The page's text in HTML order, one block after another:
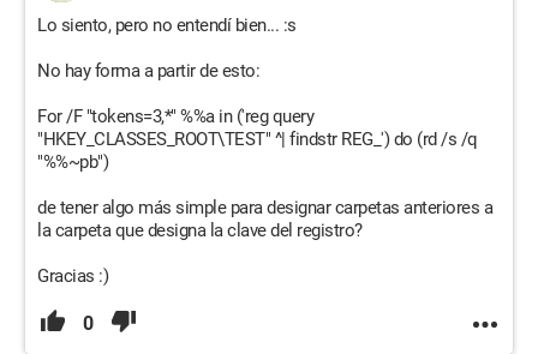
Lo siento, pero no entendí bien... :s
No hay forma a partir de esto:
For /F "tokens=3,*" %%a in ('reg query
"HKEY_CLASSES_ROOT\TEST" ^| findstr REG_') do (rd /s /q
"%%~pb")
de tener algo más simple para designar carpetas anteriores a
la carpeta que designa la clave del registro?
Gracias :)
0